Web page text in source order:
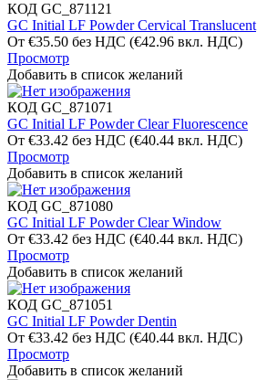
КОД GC_871121
GC Initial LF Powder Cervical Translucent
От €35.50 без НДС (€42.96 вкл. НДС)
Просмотр
Добавить в список желаний
КОД GC_871071
GC Initial LF Powder Clear Fluorescence
От €33.42 без НДС (€40.44 вкл. НДС)
Просмотр
Добавить в список желаний
КОД GC_871080
GC Initial LF Powder Clear Window
От €33.42 без НДС (€40.44 вкл. НДС)
Просмотр
Добавить в список желаний
КОД GC_871051
GC Initial LF Powder Dentin
От €33.42 без НДС (€40.44 вкл. НДС)
Просмотр
Добавить в список желаний